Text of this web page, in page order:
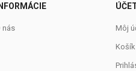
nás Môj
Košík